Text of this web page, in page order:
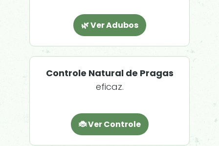
🌿 Ver Adubos
Controle Natural de Pragas
eficaz.
🐞 Ver Controle